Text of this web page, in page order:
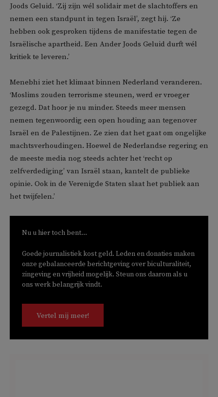
Joods Geluid. ‘Zij zijn wél solidair met de slachtoffers en
nemen een standpunt in tegen Israël’, zegt hij. ‘Ze
hebben ook gesproken tijdens de manifestatie tegen de
Israëlische apartheid. Een Ander Joods Geluid durft wél
kritiek te leveren.’
Menebhi ziet het klimaat binnen Nederland veranderen.
‘Moslims zouden terrorisme steunen, werd er vroeger
gezegd. Dat hoor je nu minder. Steeds meer mensen
nemen tegenwoordig een open houding aan tegenover
Israël en de Palestijnen. Ze zien dat het gaat om ongelijke
machtsverhoudingen. Hoewel de Nederlandse regering en
de meeste media nog steeds achter het ‘recht op
zelfverdediging’ van Israël staan, kantelt de publieke
opinie. Ook in de Verenigde Staten slaat het publiek aan
het twijfelen.’
Nu u hier toch bent...
Goede journalistiek kost geld. Leden en donaties maken
onze gebalanceerde berichtgeving over biculturaliteit,
zingeving en vrijheid mogelijk. Steun ons daarom als u
ons werk belangrijk vindt.
Vertel mij meer!